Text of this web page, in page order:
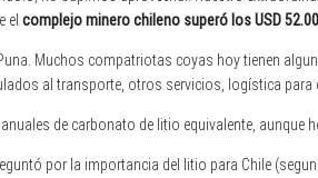
el complejo minero chileno superó los USD
Muchos compatriotas coyas hoy tienen
al transporte, otros servicios, logística para
de carbonato de litio equivalente, aunque
por la importancia del litio para Chile